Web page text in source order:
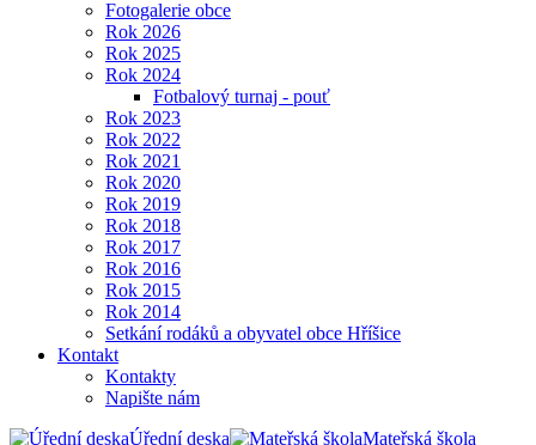
Fotogalerie obce
Rok 2026
Rok 2025
Rok 2024
Fotbalový turnaj - pouť
Rok 2023
Rok 2022
Rok 2021
Rok 2020
Rok 2019
Rok 2018
Rok 2017
Rok 2016
Rok 2015
Rok 2014
Setkání rodáků a obyvatel obce Hříšice
Kontakt
Kontakty
Napište nám
Úřední deska
Mateřská škola